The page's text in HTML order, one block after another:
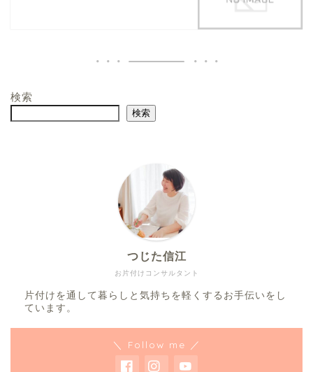
検索
検索
お片付けコンサルタント
つじた信江
片付けを通して暮らしと気持ちを軽くするお手伝いをし
ています。
＼ Follow me ／